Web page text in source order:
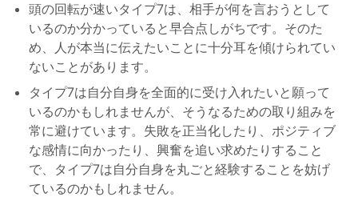
頭の回転が速いタイプ7は、相手が何を言おうとして
いるのか分かっていると早合点しがちです。そのた
め、人が本当に伝えたいことに十分耳を傾けられてい
ないことがあります。
タイプ7は自分自身を全面的に受け入れたいと願って
いるのかもしれませんが、そうなるための取り組みを
常に避けています。失敗を正当化したり、ポジティブ
な感情に向かったり、興奮を追い求めたりすること
で、タイプ7は自分自身を丸ごと経験することを妨げ
ているのかもしれません。